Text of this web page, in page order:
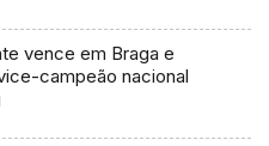
vence em Braga e
campeão nacional